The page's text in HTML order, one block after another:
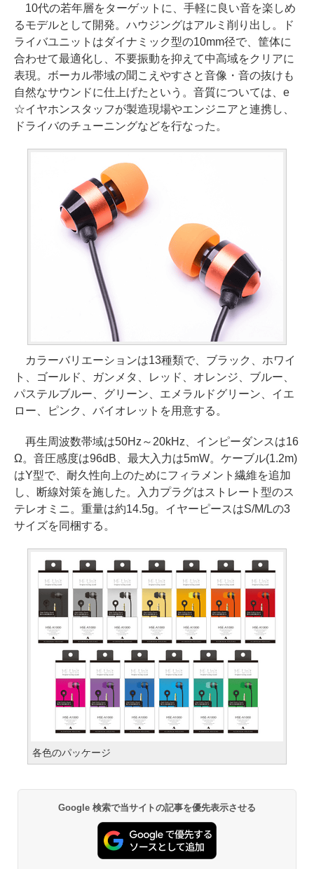
10代の若年層をターゲットに、手軽に良い音を楽しめ
るモデルとして開発。ハウジングはアルミ削り出し。ド
ライバユニットはダイナミック型の10mm径で、筐体に
合わせて最適化し、不要振動を抑えて中高域をクリアに
表現。ボーカル帯域の聞こえやすさと音像・音の抜けも
自然なサウンドに仕上げたという。音質については、e
☆イヤホンスタッフが製造現場やエンジニアと連携し、
ドライバのチューニングなどを行なった。
カラーバリエーションは13種類で、ブラック、ホワイ
ト、ゴールド、ガンメタ、レッド、オレンジ、ブルー、
パステルブルー、グリーン、エメラルドグリーン、イエ
ロー、ピンク、バイオレットを用意する。
再生周波数帯域は50Hz～20kHz、インピーダンスは16
Ω。音圧感度は96dB、最大入力は5mW。ケーブル(1.2m)
はY型で、耐久性向上のためにフィラメント繊維を追加
し、断線対策を施した。入力プラグはストレート型のス
テレオミニ。重量は約14.5g。イヤーピースはS/M/Lの3
サイズを同梱する。
各色のパッケージ
Google 検索で当サイトの記事を優先表示させる